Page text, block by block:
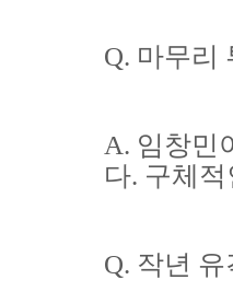
Q. 마무리
A. 임창민
다. 구체
Q. 작년